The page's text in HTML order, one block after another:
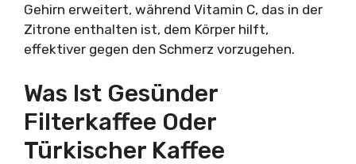
Gehirn erweitert, während Vitamin C, das in der
Zitrone enthalten ist, dem Körper hilft,
effektiver gegen den Schmerz vorzugehen.
Was Ist Gesünder
Filterkaffee Oder
Türkischer Kaffee